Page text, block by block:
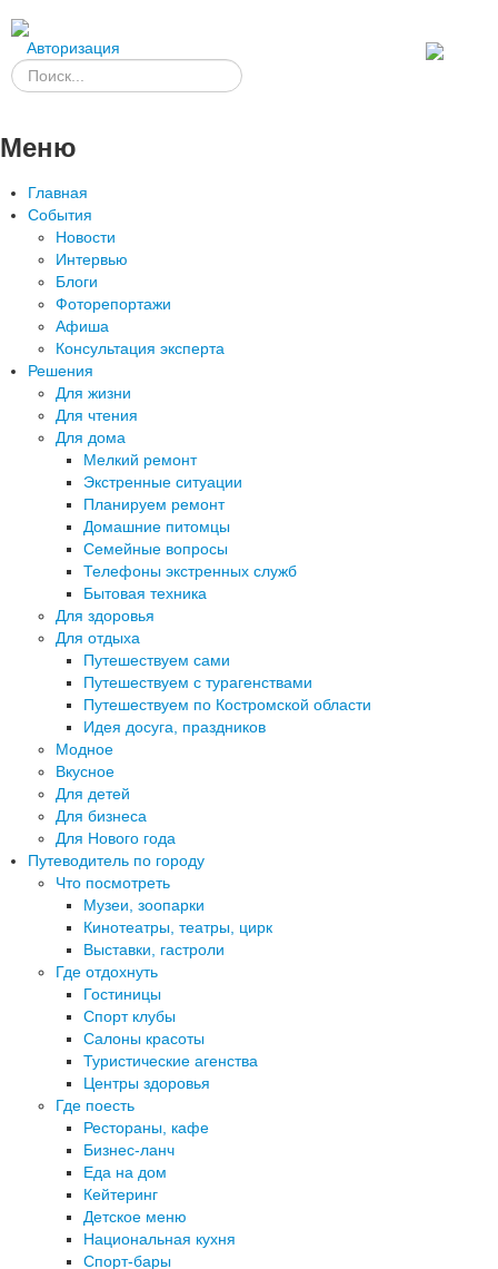
Авторизация
Меню
Главная
События
Новости
Интервью
Блоги
Фоторепортажи
Афиша
Консультация эксперта
Решения
Для жизни
Для чтения
Для дома
Мелкий ремонт
Экстренные ситуации
Планируем ремонт
Домашние питомцы
Семейные вопросы
Телефоны экстренных служб
Бытовая техника
Для здоровья
Для отдыха
Путешествуем сами
Путешествуем с турагенствами
Путешествуем по Костромской области
Идея досуга, праздников
Модное
Вкусное
Для детей
Для бизнеса
Для Нового года
Путеводитель по городу
Что посмотреть
Музеи, зоопарки
Кинотеатры, театры, цирк
Выставки, гастроли
Где отдохнуть
Гостиницы
Спорт клубы
Салоны красоты
Туристические агенства
Центры здоровья
Где поесть
Рестораны, кафе
Бизнес-ланч
Еда на дом
Кейтеринг
Детское меню
Национальная кухня
Спорт-бары